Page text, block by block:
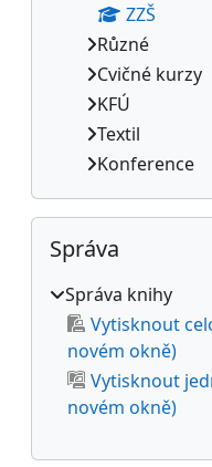
ZZŠ
Různé
Cvičné kurzy
KFÚ
Textil
Konference
Přeskočit: Správa
Správa
Správa knihy
Vytisknout
novém okně)
Vytisknout
novém okně)